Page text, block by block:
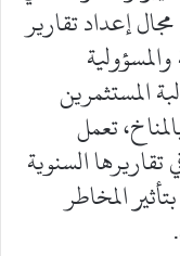
إعداد تقارير
المستثمرين
تعمل
السنوية
المخاطر